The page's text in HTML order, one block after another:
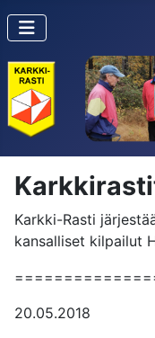
Karkki-Rasti
kansalliset kilpailut
20.05.2018